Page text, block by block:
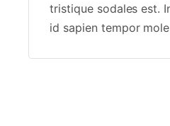
tristique sodales est.
id sapien tempor